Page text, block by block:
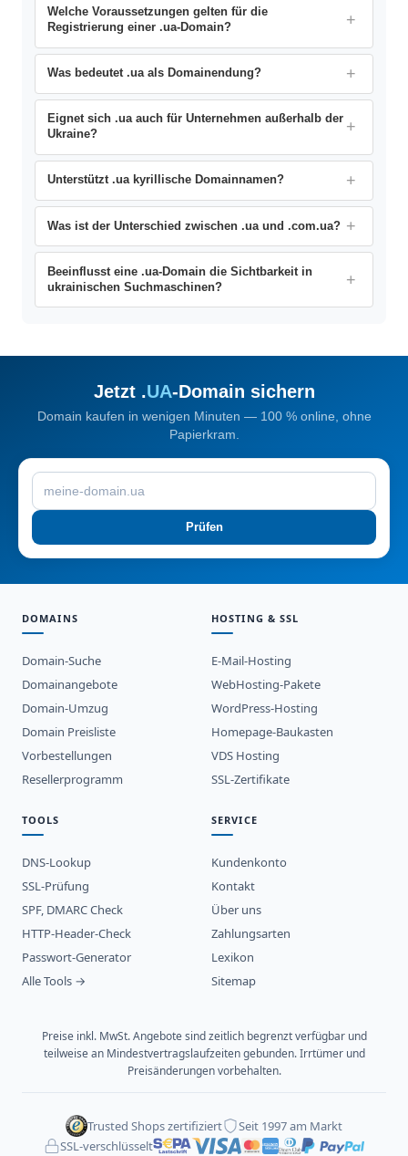
Welche Voraussetzungen gelten für die
Registrierung einer .ua-Domain?
Was bedeutet .ua als Domainendung?
Eignet sich .ua auch für Unternehmen außerhalb der
Ukraine?
Unterstützt .ua kyrillische Domainnamen?
Was ist der Unterschied zwischen .ua und .com.ua?
Beeinflusst eine .ua-Domain die Sichtbarkeit in
ukrainischen Suchmaschinen?
Jetzt .UA-Domain sichern
Domain kaufen in wenigen Minuten — 100 % online, ohne
Papierkram.
Prüfen
DOMAINS
Domain-Suche
Domainangebote
Domain-Umzug
Domain Preisliste
Vorbestellungen
Resellerprogramm
HOSTING & SSL
E-Mail-Hosting
WebHosting-Pakete
WordPress-Hosting
Homepage-Baukasten
VDS Hosting
SSL-Zertifikate
TOOLS
DNS-Lookup
SSL-Prüfung
SPF, DMARC Check
HTTP-Header-Check
Passwort-Generator
Alle Tools →
SERVICE
Kundenkonto
Kontakt
Über uns
Zahlungsarten
Lexikon
Sitemap
Preise inkl. MwSt. Angebote sind zeitlich begrenzt verfügbar und
teilweise an Mindestvertragslaufzeiten gebunden. Irrtümer und
Preisänderungen vorbehalten.
Trusted Shops zertifiziert
Seit 1997 am Markt
SSL-verschlüsselt